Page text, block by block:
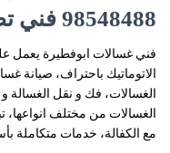
98548488 فني تصليح غسالات ملابس
فني غسالات ابوفطيرة يعمل
الاتوماتيك باحتراف، صيانة
الغسالات، فك و نقل الغسالة و
الغسالات من مختلف انواعها،
مع الكفالة، خدمات متكاملة